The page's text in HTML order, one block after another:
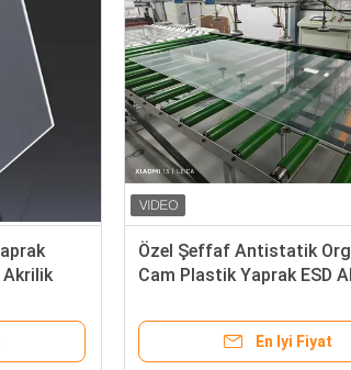
Özel Şeffaf Antistatik
Cam Plastik Yaprak ESD
En Iyi Fiyat